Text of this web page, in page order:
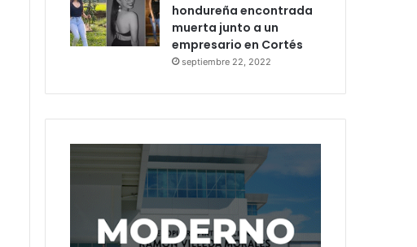
hondureña encontrada
muerta junto a un
empresario en Cortés
septiembre 22, 2022